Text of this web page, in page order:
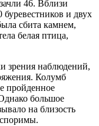
46. Вблизи
буревестников и двух
сбита камнем,
белая птица,
зрения наблюдений,
Колумб
пройденное
большое
на близость